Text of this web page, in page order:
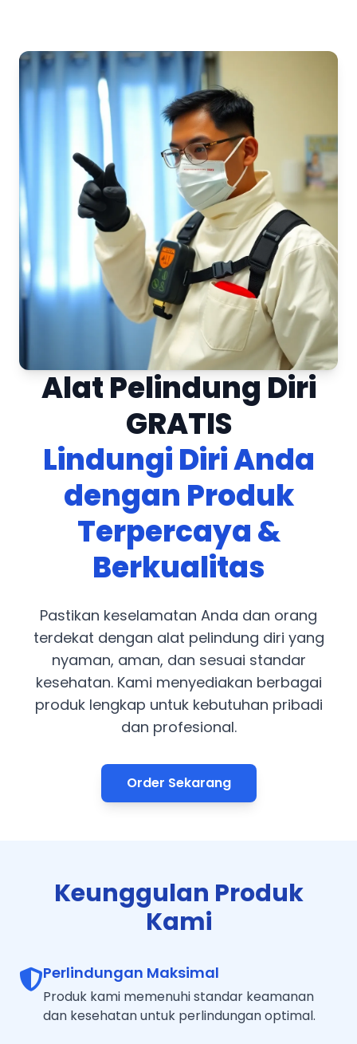
Alat Pelindung Diri
GRATIS
Lindungi Diri Anda
dengan Produk
Terpercaya &
Berkualitas
Pastikan keselamatan Anda dan orang
terdekat dengan alat pelindung diri yang
nyaman, aman, dan sesuai standar
kesehatan. Kami menyediakan berbagai
produk lengkap untuk kebutuhan pribadi
dan profesional.
Order Sekarang
Keunggulan Produk
Kami
Perlindungan Maksimal
Produk kami memenuhi standar keamanan
dan kesehatan untuk perlindungan optimal.